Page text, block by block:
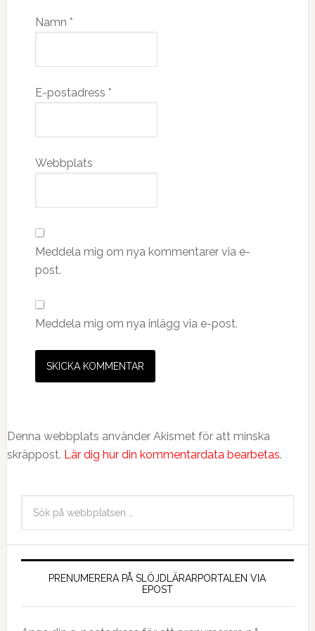
Namn *
E-postadress *
Webbplats
Meddela mig om nya kommentarer via e-
post.
Meddela mig om nya inlägg via e-post.
Denna webbplats använder Akismet för att minska
skräppost. Lär dig hur din kommentardata bearbetas.
PRENUMERERA PÅ SLÖJDLÄRARPORTALEN VIA
EPOST